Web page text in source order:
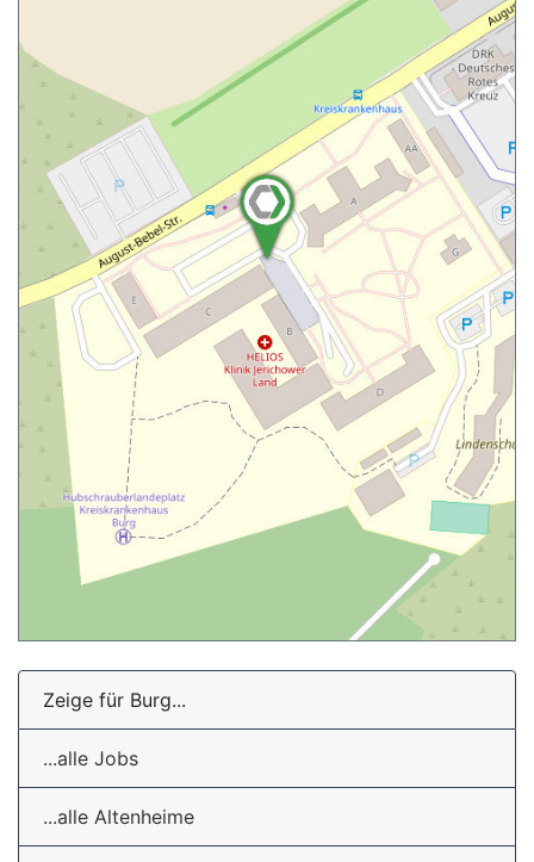
Zeige für Burg...
...alle Jobs
...alle Altenheime